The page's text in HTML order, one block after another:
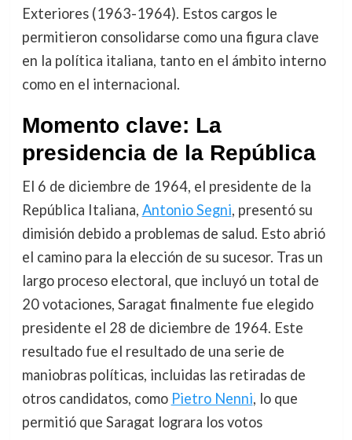
Exteriores (1963-1964). Estos cargos le
permitieron consolidarse como una figura clave
en la política italiana, tanto en el ámbito interno
como en el internacional.
Momento clave: La
presidencia de la República
El 6 de diciembre de 1964, el presidente de la
República Italiana, Antonio Segni, presentó su
dimisión debido a problemas de salud. Esto abrió
el camino para la elección de su sucesor. Tras un
largo proceso electoral, que incluyó un total de
20 votaciones, Saragat finalmente fue elegido
presidente el 28 de diciembre de 1964. Este
resultado fue el resultado de una serie de
maniobras políticas, incluidas las retiradas de
otros candidatos, como Pietro Nenni, lo que
permitió que Saragat lograra los votos